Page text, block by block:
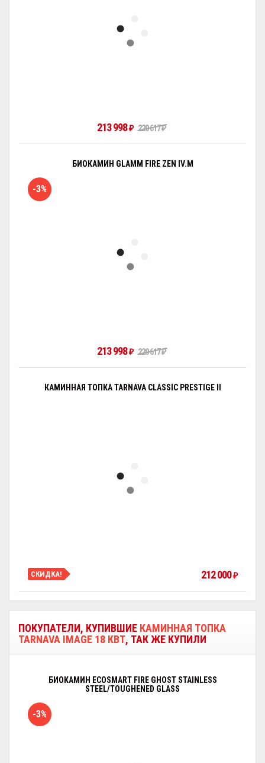
213 998₽ 220 617₽
БИОКАМИН GLAMM FIRE ZEN IV.M
-3%
213 998₽ 220 617₽
КАМИННАЯ ТОПКА TARNAVA CLASSIC PRESTIGE II
СКИДКА! 212 000₽
ПОКУПАТЕЛИ, КУПИВШИЕ КАМИННАЯ ТОПКА
TARNAVA IMAGE 18 КВТ, ТАК ЖЕ КУПИЛИ
БИОКАМИН ECOSMART FIRE GHOST STAINLESS
STEEL/TOUGHENED GLASS
-3%